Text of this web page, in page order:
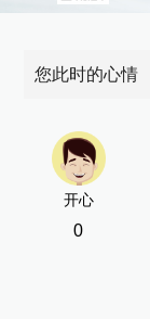
您此时的心情
开心
0